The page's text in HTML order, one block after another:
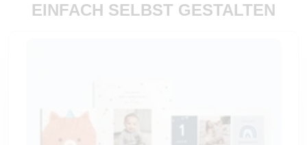
EINFACH SELBST GESTALTEN